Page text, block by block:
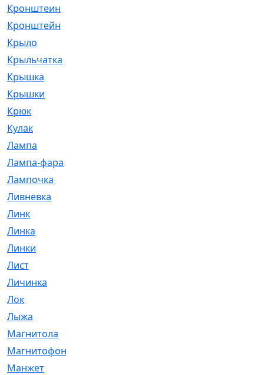
Кронштеин
Кронштейн
Крыло
Крыльчатка
Крышка
Крышки
Крюк
Кулак
Лампа
Лампа-фара
Лампочка
Ливневка
Линк
Линка
Линки
Лист
Личинка
Лок
Лыжа
Магнитола
Магнитофон
Манжет